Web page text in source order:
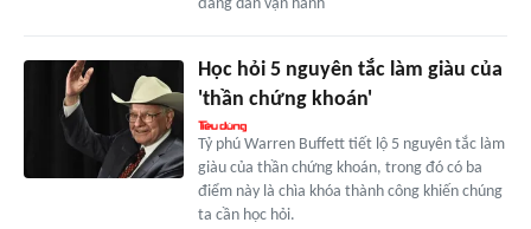
đang dần vận hành
Học hỏi 5 nguyên tắc làm giàu của
'thần chứng khoán'
Tỷ phú Warren Buffett tiết lộ 5 nguyên tắc làm
giàu của thần chứng khoán, trong đó có ba
điểm này là chìa khóa thành công khiến chúng
ta cần học hỏi.